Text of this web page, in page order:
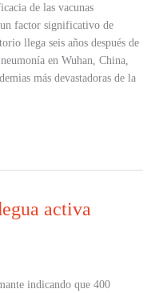
de las vacunas
factor significativo de
llega seis años después de
en Wuhan, China,
más devastadoras de la
activa
indicando que 400